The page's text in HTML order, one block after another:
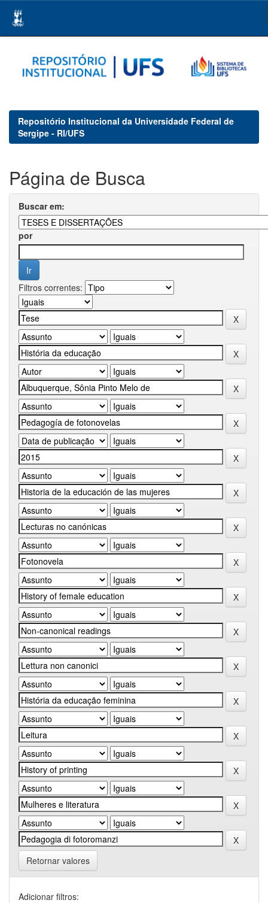
navigation
Repositório Institucional da Universidade Federal de
Sergipe - RI/UFS
Página de Busca
Buscar em:
por
Filtros correntes:
Retornar valores
Adicionar filtros: